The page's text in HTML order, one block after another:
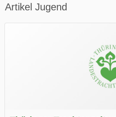
Artikel Jugend